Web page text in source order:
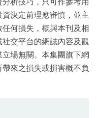
析技巧，只可作參考用
決定前理應審慎，並主
何損失，概與本刊及相
交平台的網誌內容及觀
場無關。本集團旗下網
來之損失或損害概不負